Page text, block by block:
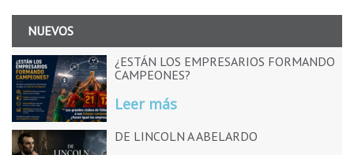
NUEVOS
¿ESTÁN LOS EMPRESARIOS FORMANDO
CAMPEONES?
Leer más
DE LINCOLN A ABELARDO